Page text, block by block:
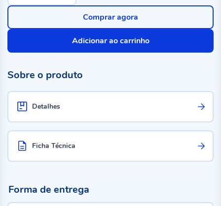
Adicionar ao carrinho
Comprar agora
Sobre o produto
Detalhes
Ficha Técnica
Forma de entrega